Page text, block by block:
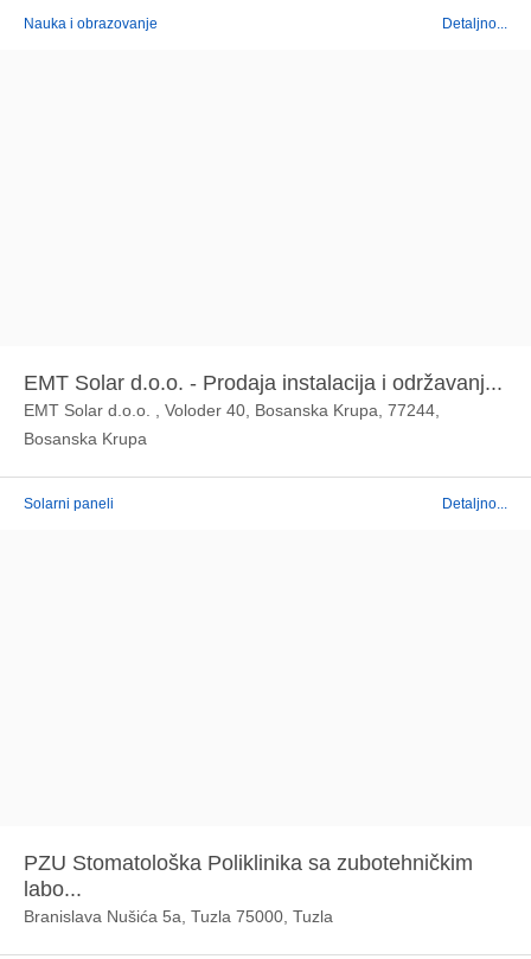
Nauka i obrazovanje Detaljno...
EMT Solar d.o.o. - Prodaja instalacija i održavanj...
EMT Solar d.o.o. , Voloder 40, Bosanska Krupa, 77244,
Bosanska Krupa
Solarni paneli Detaljno...
PZU Stomatološka Poliklinika sa zubotehničkim
labo...
Branislava Nušića 5a, Tuzla 75000, Tuzla